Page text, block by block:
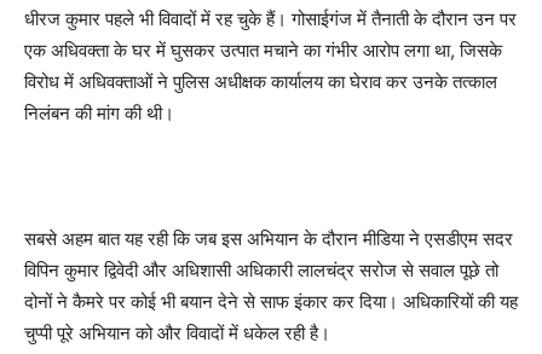
धीरज कुमार पहले भी विवादों में रह चुके हैं। गोसाईगंज में तैनाती के दौरान उन पर
एक अधिवक्ता के घर में घुसकर उत्पात मचाने का गंभीर आरोप लगा था, जिसके
विरोध में अधिवक्ताओं ने पुलिस अधीक्षक कार्यालय का घेराव कर उनके तत्काल
निलंबन की मांग की थी।
सबसे अहम बात यह रही कि जब इस अभियान के दौरान मीडिया ने एसडीएम सदर
विपिन कुमार द्विवेदी और अधिशासी अधिकारी लालचंद्र सरोज से सवाल पूछे तो
दोनों ने कैमरे पर कोई भी बयान देने से साफ इंकार कर दिया। अधिकारियों की यह
चुप्पी पूरे अभियान को और विवादों में धकेल रही है।